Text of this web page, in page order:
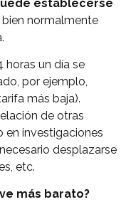
establecerse
bien normalmente
horas un día se
por ejemplo,
más baja).
de otras
en investigaciones
desplazarse
etc.
más barato?